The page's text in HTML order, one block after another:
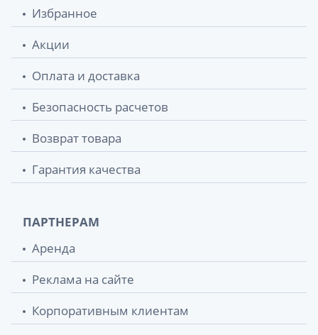
Избранное
Акции
Оплата и доставка
Безопасность расчетов
Возврат товара
Гарантия качества
ПАРТНЕРАМ
Аренда
Реклама на сайте
Корпоративным клиентам